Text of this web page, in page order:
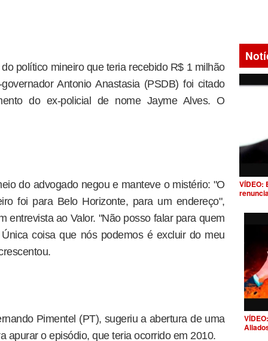
político mineiro que teria recebido R$ 1 milhão
Antonio Anastasia (PSDB) foi citado
do ex-policial de nome Jayme Alves. O
do advogado negou e manteve o mistério: "O
foi para Belo Horizonte, para um endereço",
entrevista ao Valor. "Não posso falar para quem
coisa que nós podemos é excluir do meu
Pimentel (PT), sugeriu a abertura de uma
apurar o episódio, que teria ocorrido em 2010.
VÍDEO: